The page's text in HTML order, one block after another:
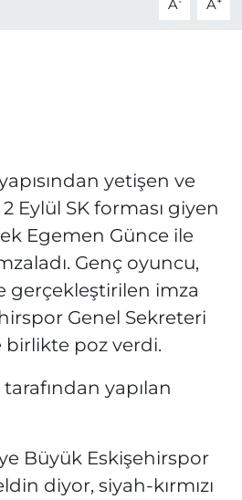
A A
yetişen ve
Eylül SK forması giyen
Egemen Günce ile
Genç oyuncu,
gerçekleştirilen imza
Genel Sekreteri
birlikte poz verdi.
tarafından yapılan
Büyük Eskişehirspor
diyor, siyah-kırmızı